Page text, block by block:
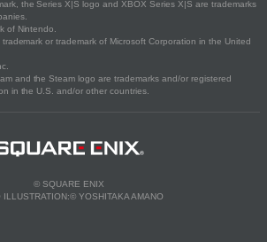
the Series X|S logo and XBOX Series X|S are trademarks
of Nintendo.
or trademark of Microsoft Corporation in the United
and the Steam logo are trademarks and/or registered
in the U.S. and/or other countries.
© SQUARE ENIX
ILLUSTRATION:© YOSHITAKA AMANO